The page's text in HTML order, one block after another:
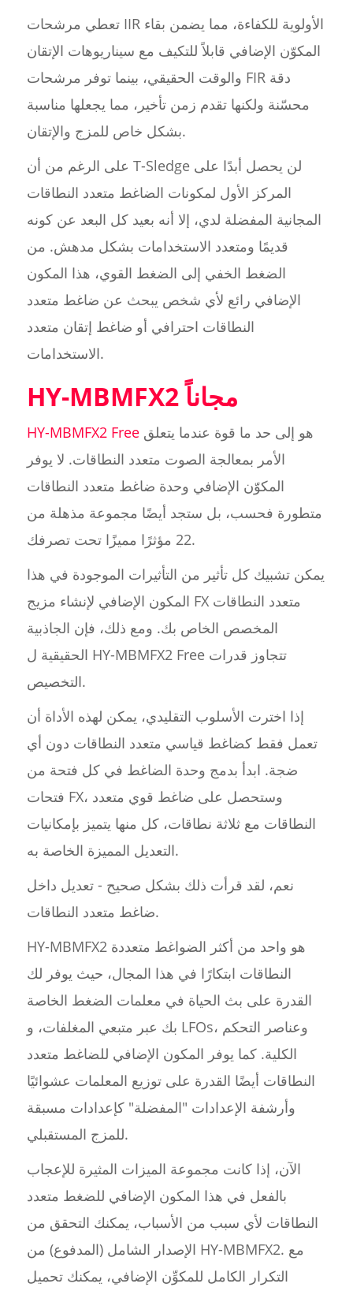
تعطي مرشحات IIR الأولوية للكفاءة، مما يضمن بقاء
المكوّن الإضافي قابلاً للتكيف مع سيناريوهات الإتقان
والوقت الحقيقي، بينما توفر مرشحات FIR دقة
محسّنة ولكنها تقدم زمن تأخير، مما يجعلها مناسبة
بشكل خاص للمزج والإتقان.
على الرغم من أن T-Sledge لن يحصل أبدًا على
المركز الأول لمكونات الضاغط متعدد النطاقات
المجانية المفضلة لدي، إلا أنه بعيد كل البعد عن كونه
قديمًا ومتعدد الاستخدامات بشكل مدهش. من
الضغط الخفي إلى الضغط القوي، هذا المكون
الإضافي رائع لأي شخص يبحث عن ضاغط متعدد
النطاقات احترافي أو ضاغط إتقان متعدد
الاستخدامات.
HY-MBMFX2 مجاناً
HY-MBMFX2 Freeهو إلى حد ما قوة عندما يتعلق
الأمر بمعالجة الصوت متعدد النطاقات. لا يوفر
المكوّن الإضافي وحدة ضاغط متعدد النطاقات
متطورة فحسب، بل ستجد أيضًا مجموعة مذهلة من
22 مؤثرًا مميزًا تحت تصرفك.
يمكن تشبيك كل تأثير من التأثيرات الموجودة في هذا
المكون الإضافي لإنشاء مزيج FX متعدد النطاقات
المخصص الخاص بك. ومع ذلك، فإن الجاذبية
الحقيقية ل HY-MBMFX2 Free تتجاوز قدرات
التخصيص.
إذا اخترت الأسلوب التقليدي، يمكن لهذه الأداة أن
تعمل فقط كضاغط قياسي متعدد النطاقات دون أي
ضجة. ابدأ بدمج وحدة الضاغط في كل فتحة من
فتحات FX، وستحصل على ضاغط قوي متعدد
النطاقات مع ثلاثة نطاقات، كل منها يتميز بإمكانيات
التعديل المميزة الخاصة به.
نعم، لقد قرأت ذلك بشكل صحيح - تعديل داخل
ضاغط متعدد النطاقات.
HY-MBMFX2 هو واحد من أكثر الضواغط متعددة
النطاقات ابتكارًا في هذا المجال، حيث يوفر لك
القدرة على بث الحياة في معلمات الضغط الخاصة
بك عبر متبعي المغلفات، و LFOs، وعناصر التحكم
الكلية. كما يوفر المكون الإضافي للضاغط متعدد
النطاقات أيضًا القدرة على توزيع المعلمات عشوائيًا
وأرشفة الإعدادات "المفضلة" كإعدادات مسبقة
للمزج المستقبلي.
الآن، إذا كانت مجموعة الميزات المثيرة للإعجاب
بالفعل في هذا المكون الإضافي للضغط متعدد
النطاقات لأي سبب من الأسباب، يمكنك التحقق من
الإصدار الشامل (المدفوع) من HY-MBMFX2. مع
التكرار الكامل للمكوِّن الإضافي، يمكنك تحميل